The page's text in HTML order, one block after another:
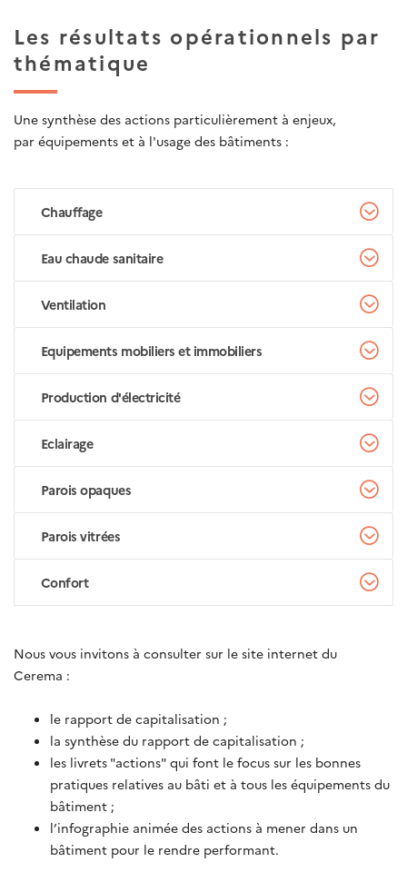
Les résultats opérationnels par
thématique
Une synthèse des actions particulièrement à enjeux,
par équipements et à l'usage des bâtiments :
Chauffage
Eau chaude sanitaire
Ventilation
Equipements mobiliers et immobiliers
Production d'électricité
Eclairage
Parois opaques
Parois vitrées
Confort
Nous vous invitons à consulter sur le site internet du
Cerema :
le rapport de capitalisation ;
la synthèse du rapport de capitalisation ;
les livrets "actions" qui font le focus sur les bonnes
pratiques relatives au bâti et à tous les équipements du
bâtiment ;
l’infographie animée des actions à mener dans un
bâtiment pour le rendre performant.